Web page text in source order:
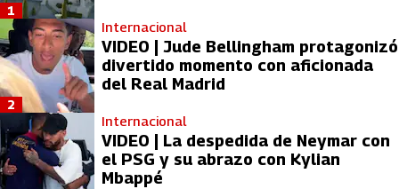
1
Internacional
VIDEO | Jude Bellingham protagonizó
divertido momento con aficionada
del Real Madrid
2
Internacional
VIDEO | La despedida de Neymar con
el PSG y su abrazo con Kylian
Mbappé